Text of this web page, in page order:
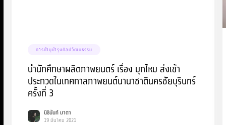
การทำนุบำรุงศิลปวัฒนธรรม
นำนักศึกษาผลิตภาพยนตร์ เรื่อง มุกไหม ส่งเข้า
ประกวดในเทศกาลภาพยนต์นานาชาตินครชัยบุรินทร์
ครั้งที่ 3
นิธินันท์ มาตา
19 มีนาคม 2021